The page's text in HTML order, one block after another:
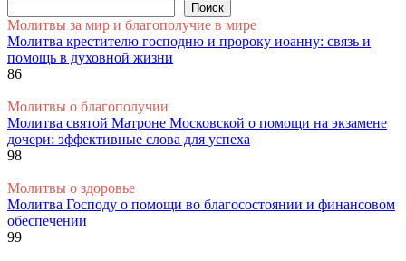
Поиск
Молитвы за мир и благополучие в мире
Молитва крестителю господню и пророку иоанну: связь и
помощь в духовной жизни
86
Молитвы о благополучии
Молитва святой Матроне Московской о помощи на экзамене
дочери: эффективные слова для успеха
98
Молитвы о здоровье
Молитва Господу о помощи во благосостоянии и финансовом
обеспечении
99